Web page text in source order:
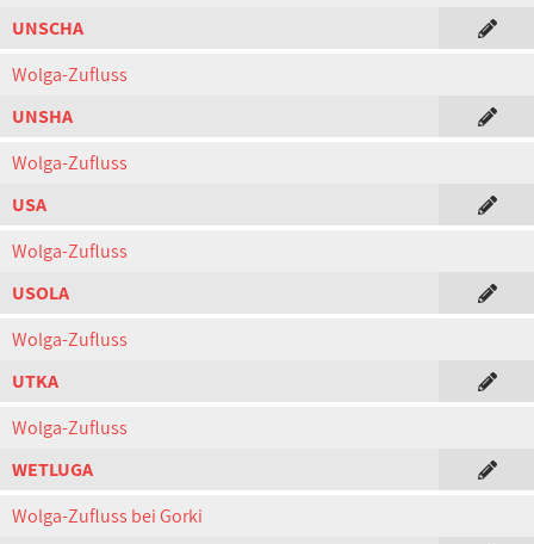
UNSCHA
Wolga-Zufluss
UNSHA
Wolga-Zufluss
USA
Wolga-Zufluss
USOLA
Wolga-Zufluss
UTKA
Wolga-Zufluss
WETLUGA
Wolga-Zufluss bei Gorki